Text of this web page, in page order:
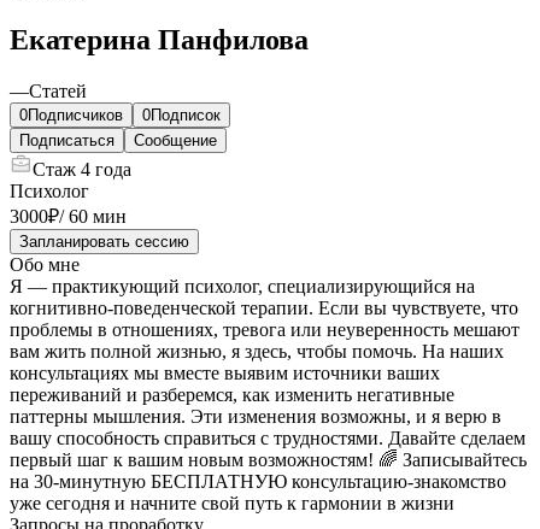
Екатерина Панфилова
—Статей
0Подписчиков 0Подписок
Подписаться
Сообщение
Стаж 4 года
Психолог
3000₽/60 мин
Запланировать сессию
Обо мне
Я — практикующий психолог, специализирующийся на
когнитивно-поведенческой терапии. Если вы чувствуете, что
проблемы в отношениях, тревога или неуверенность мешают
вам жить полной жизнью, я здесь, чтобы помочь. На наших
консультациях мы вместе выявим источники ваших
переживаний и разберемся, как изменить негативные
паттерны мышления. Эти изменения возможны, и я верю в
вашу способность справиться с трудностями. Давайте сделаем
первый шаг к вашим новым возможностям! 🌈 Записывайтесь
на 30-минутную БЕСПЛАТНУЮ консультацию-знакомство
уже сегодня и начните свой путь к гармонии в жизни
Запросы на проработку